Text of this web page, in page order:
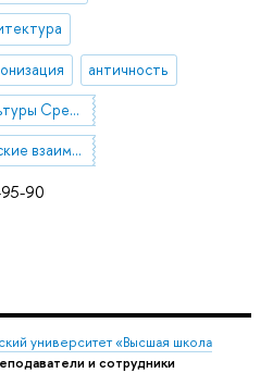
90
античность
античные культуры Средиземноморья, Эгеиды и Причерноморья
греко-варварские взаимодействия
университет «Высшая школа
и сотрудники